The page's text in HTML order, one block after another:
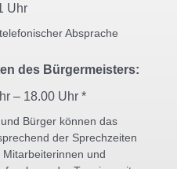
Uhr
Absprache
des Bürgermeisters:
– 18.00 Uhr *
Bürger können das
der Sprechzeiten
und